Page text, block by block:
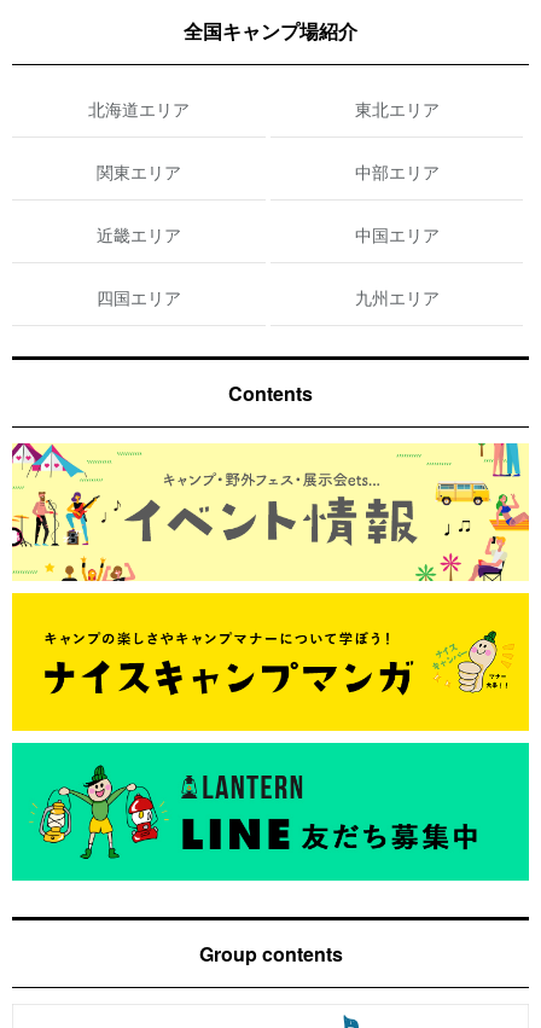
全国キャンプ場紹介
北海道エリア 東北エリア
関東エリア 中部エリア
近畿エリア 中国エリア
四国エリア 九州エリア
Contents
Group contents